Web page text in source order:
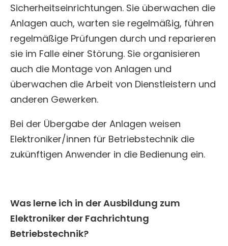
Sicherheitseinrichtungen. Sie überwachen die
Anlagen auch, warten sie regelmäßig, führen
regelmäßige Prüfungen durch und reparieren
sie im Falle einer Störung. Sie organisieren
auch die Montage von Anlagen und
überwachen die Arbeit von Dienstleistern und
anderen Gewerken.
Bei der Übergabe der Anlagen weisen
Elektroniker/innen für Betriebstechnik die
zukünftigen Anwender in die Bedienung ein.
Was lerne ich in der Ausbildung zum
Elektroniker der Fachrichtung
Betriebstechnik?